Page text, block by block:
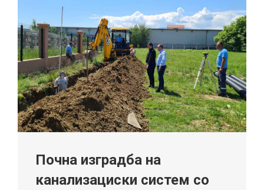
Почна изградба на
канализациски систем со